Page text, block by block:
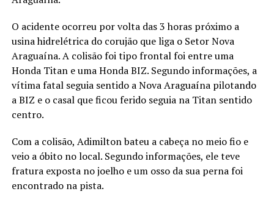
O acidente ocorreu por volta das 3 horas próximo a
usina hidrelétrica do corujão que liga o Setor Nova
Araguaína. A colisão foi tipo frontal foi entre uma
Honda Titan e uma Honda BIZ. Segundo informações, a
vítima fatal seguia sentido a Nova Araguaína pilotando
a BIZ e o casal que ficou ferido seguia na Titan sentido
centro.
Com a colisão, Adimilton bateu a cabeça no meio fio e
veio a óbito no local. Segundo informações, ele teve
fratura exposta no joelho e um osso da sua perna foi
encontrado na pista.